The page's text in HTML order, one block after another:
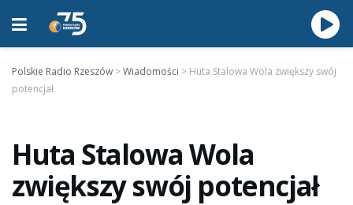
Polskie Radio Rzeszów >Wiadomości > Huta Stalowa Wola zwiększy swój
potencjał
Huta Stalowa Wola
zwiększy swój potencjał